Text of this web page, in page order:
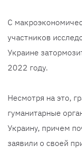
С
участников
Украине
2022 году.
Несмотря на это,
гуманитарные
Украину, причем
заявили о своей